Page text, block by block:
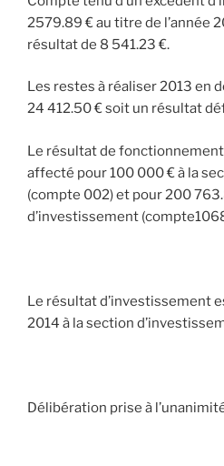
2579.89 € au titre de l’année
résultat de 8 541.23 €.
Les restes à réaliser 2013 en
24 412.50 € soit un résultat
Le résultat de
affecté pour 100 000 € à la
(compte 002) et pour 200
d’investissement
Le résultat d’investissement
2014 à la section
Délibération prise à